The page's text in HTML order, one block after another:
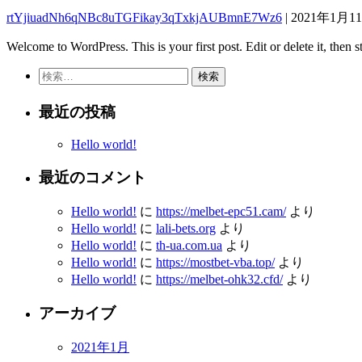
rtYjiuadNh6qNBc8uTGFikay3qTxkjAUBmnE7Wz6 | 2021年1月
Welcome to WordPress. This is your first post. Edit or delete it, then
検
最近の投稿
Hello world!
最近のコメント
Hello world! に https://melbet-epc51.cam/より
Hello world! に lali-bets.org より
Hello world! に th-ua.com.ua より
Hello world! に https://mostbet-vba.top/より
Hello world! に https://melbet-ohk32.cfd/より
アーカイブ
2021年1月